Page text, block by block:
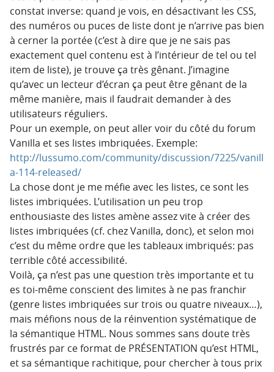
constat inverse: quand je vois, en désactivant les CSS,
des numéros ou puces de liste dont je n’arrive pas bien
à cerner la portée (c’est à dire que je ne sais pas
exactement quel contenu est à l’intérieur de tel ou tel
item de liste), je trouve ça très gênant. J’imagine
qu’avec un lecteur d’écran ça peut être gênant de la
même manière, mais il faudrait demander à des
utilisateurs réguliers.
Pour un exemple, on peut aller voir du côté du forum
Vanilla et ses listes imbriquées. Exemple:
http://lussumo.com/community/discussion/7225/vanill
a-114-released/
La chose dont je me méfie avec les listes, ce sont les
listes imbriquées. L’utilisation un peu trop
enthousiaste des listes amène assez vite à créer des
listes imbriquées (cf. chez Vanilla, donc), et selon moi
c’est du même ordre que les tableaux imbriqués: pas
terrible côté accessibilité.
Voilà, ça n’est pas une question très importante et tu
es toi-même conscient des limites à ne pas franchir
(genre listes imbriquées sur trois ou quatre niveaux…),
mais méfions nous de la réinvention systématique de
la sémantique HTML. Nous sommes sans doute très
frustrés par ce format de PRÉSENTATION qu’est HTML,
et sa sémantique rachitique, pour chercher à tous prix